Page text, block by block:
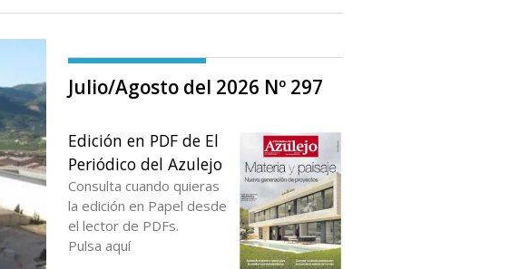
Julio/Agosto del 2026 Nº 297
Edición en PDF de El
Periódico del Azulejo
Consulta cuando quieras
la edición en Papel desde
el lector de PDFs.
Pulsa aquí